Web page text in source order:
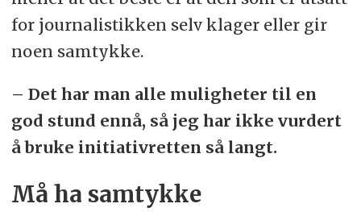
for journalistikken selv klager eller gir
noen samtykke.
– Det har man alle muligheter til en
god stund ennå, så jeg har ikke vurdert
å bruke initiativretten så langt.
Må ha samtykke